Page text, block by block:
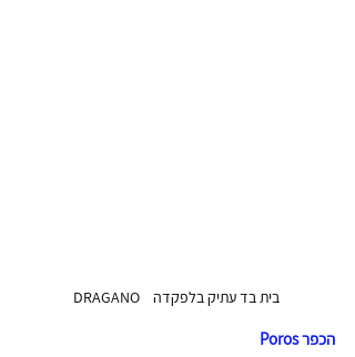
הכפר Poros